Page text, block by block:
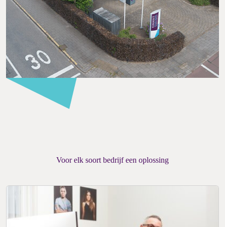
Voor elk soort bedrijf een oplossing